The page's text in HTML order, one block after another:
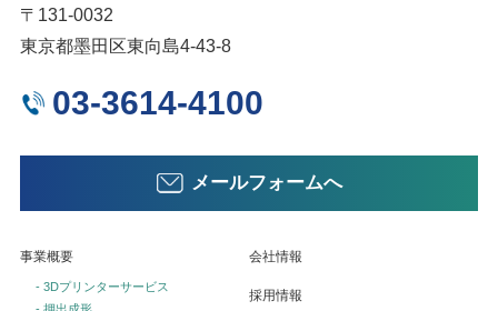
〒131-0032
東京都墨田区東向島4-43-8
03-3614-4100
メールフォームへ
事業概要
- 3Dプリンターサービス
会社情報
採用情報